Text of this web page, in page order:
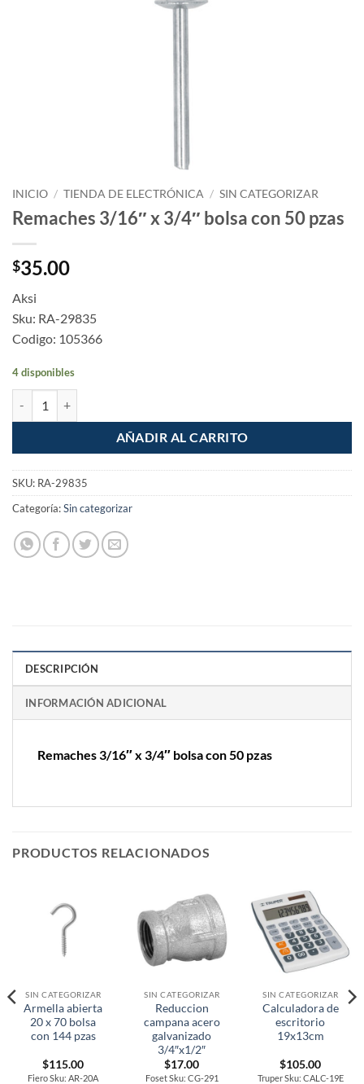
INICIO / TIENDA DE ELECTRÓNICA / SIN CATEGORIZAR
Remaches 3/16″ x 3/4″ bolsa con 50 pzas
$35.00
Aksi
Sku: RA-29835
Codigo: 105366
4 disponibles
AÑADIR AL CARRITO
SKU: RA-29835
Categoría:Sin categorizar
DESCRIPCIÓN
INFORMACIÓN ADICIONAL
Remaches 3/16″ x 3/4″ bolsa con 50 pzas
PRODUCTOS RELACIONADOS
SIN CATEGORIZAR
Armella abierta
20 x 70 bolsa
con 144 pzas
$115.00
Fiero Sku: AR-20A
SIN CATEGORIZAR
Reduccion
campana acero
galvanizado
3/4″x1/2″
$17.00
Foset Sku: CG-291
SIN CATEGORIZAR
Calculadora de
escritorio
19x13cm
$105.00
Truper Sku: CALC-19E